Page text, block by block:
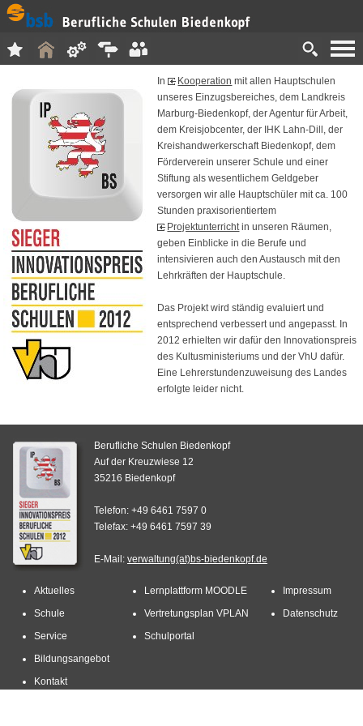
In Kooperation mit allen Hauptschulen
unseres Einzugsbereiches, dem Landkreis
Marburg-Biedenkopf, der Agentur für Arbeit,
dem Kreisjobcenter, der IHK Lahn-Dill, der
Kreishandwerkerschaft Biedenkopf, dem
Förderverein unserer Schule und einer
Stiftung als wesentlichem Geldgeber
versorgen wir alle Hauptschüler mit ca. 100
Stunden praxisorientiertem
Projektunterrichtin unseren Räumen,
geben Einblicke in die Berufe und
intensivieren auch den Austausch mit den
Lehrkräften der Hauptschule.
Das Projekt wird ständig evaluiert und
entsprechend verbessert und angepasst. In
2012 erhielten wir dafür den Innovationspreis
des Kultusministeriums und der VhU dafür.
Eine Lehrerstundenzuweisung des Landes
erfolgte leider nicht.
Berufliche Schulen Biedenkopf
Auf der Kreuzwiese 12
35216 Biedenkopf
Telefon: +49 6461 7597 0
Telefax: +49 6461 7597 39
E-Mail: verwaltung(at)bs-biedenkopf.de
Aktuelles
Schule
Service
Bildungsangebot
Kontakt
Lernplattform MOODLE
Vertretungsplan VPLAN
Schulportal
Impressum
Datenschutz